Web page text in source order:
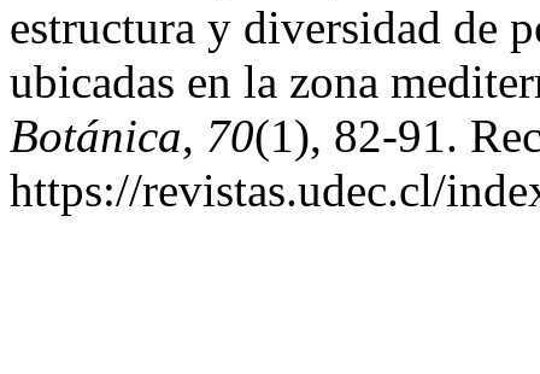
estructura y diversidad de
ubicadas en la zona
Botánica, 70(1), 82-91.
https://revistas.udec.cl/